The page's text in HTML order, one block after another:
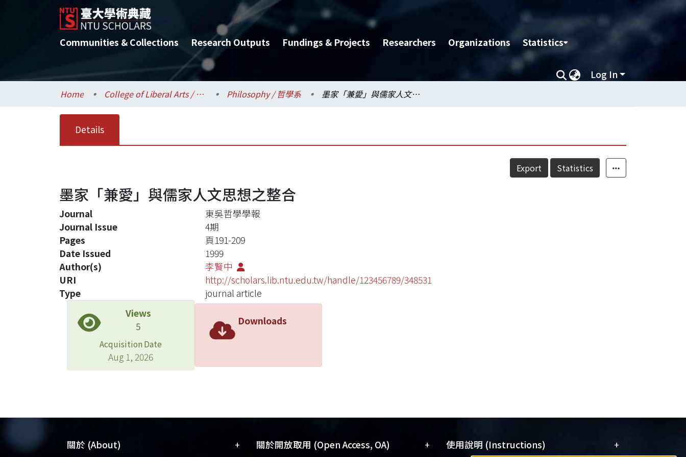
Communities & Collections Research Outputs Fundings & Projects Researchers Organizations Statistics
Log In
Home College of Liberal Arts / 文學院 Philosophy / 哲學系 墨家「兼愛」與儒家人文思想之整合
Details
Export Statistics
墨家「兼愛」與儒家人文思想之整合
Journal
東吳哲學學報
Journal Issue
4期
Pages
頁191-209
Date Issued
1999
Author(s)
李賢中
URI
http://scholars.lib.ntu.edu.tw/handle/123456789/348531
Type
journal article
Views
5
Acquisition Date
Aug 1, 2026
Downloads
關於 (About) + 關於開放取用 (Open Access, OA) + 使用說明 (Instructions) +